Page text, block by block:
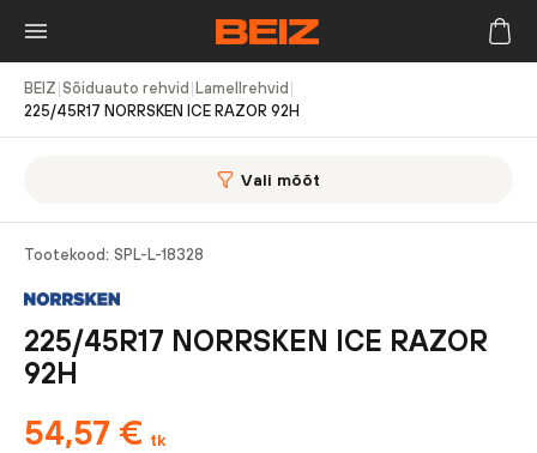
BEIZ Sõiduauto rehvid Lamellrehvid
225/45R17 NORRSKEN ICE RAZOR 92H
Vali mõõt
Tootekood: SPL-L-18328
225/45R17 NORRSKEN ICE RAZOR
92H
54,57 € tk